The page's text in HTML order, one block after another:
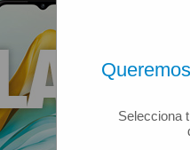
Selecciona